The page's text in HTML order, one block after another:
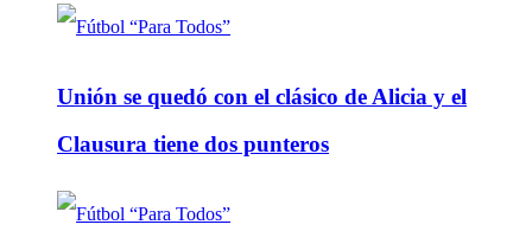
Unión se quedó con el clásico de Alicia y el
Clausura tiene dos punteros